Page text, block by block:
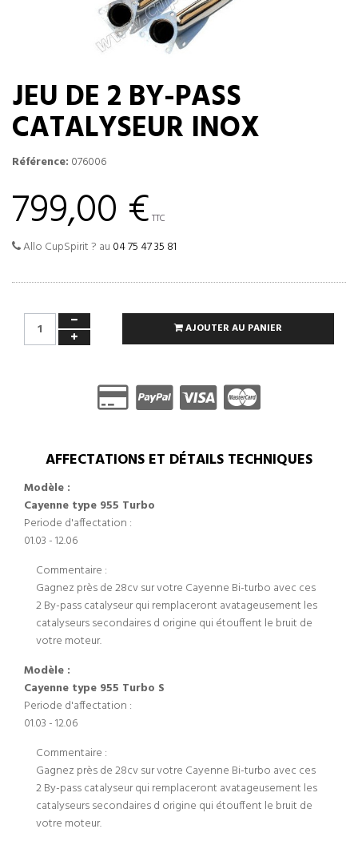
JEU DE 2 BY-PASS
CATALYSEUR INOX
Référence: 076006
799,00 € TTC
Allo CupSpirit ? au 04 75 47 35 81
AJOUTER AU PANIER
AFFECTATIONS ET DÉTAILS TECHNIQUES
Modèle :
Cayenne type 955 Turbo
Periode d'affectation :
01.03 - 12.06
Commentaire :
Gagnez près de 28cv sur votre Cayenne Bi-turbo avec ces
2 By-pass catalyseur qui remplaceront avatageusement les
catalyseurs secondaires d origine qui étouffent le bruit de
votre moteur.
Modèle :
Cayenne type 955 Turbo S
Periode d'affectation :
01.03 - 12.06
Commentaire :
Gagnez près de 28cv sur votre Cayenne Bi-turbo avec ces
2 By-pass catalyseur qui remplaceront avatageusement les
catalyseurs secondaires d origine qui étouffent le bruit de
votre moteur.